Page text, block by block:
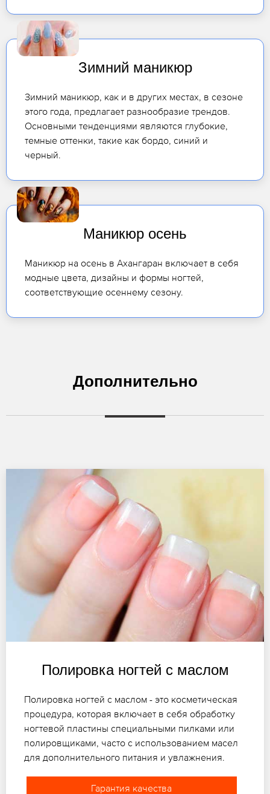
Зимний маникюр
Зимний маникюр, как и в других местах, в сезоне
этого года, предлагает разнообразие трендов.
Основными тенденциями являются глубокие,
темные оттенки, такие как бордо, синий и
черный.
Маникюр осень
Маникюр на осень в Ахангаран включает в себя
модные цвета, дизайны и формы ногтей,
соответствующие осеннему сезону.
Дополнительно
Полировка ногтей с маслом
Полировка ногтей с маслом - это косметическая
процедура, которая включает в себя обработку
ногтевой пластины специальными пилками или
полировщиками, часто с использованием масел
для дополнительного питания и увлажнения.
Гарантия качества